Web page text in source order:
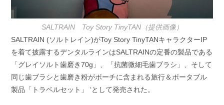
SALTRAIN Toy Story TinyTAN（提供画像）
SALTRAIN (ソルトレイン)がToy Story TinyTANキャラクターIP
を着て披露するデンタルラインはSALTRAINの定番の製品である
「グレイソルト歯磨き70g」、「抗菌微細毛歯ブラシ」、そして
同じ歯ブラシと歯磨き粉がポーチに含まれる旅行＆ポータブル
製品「トラベルセット」 ‘として発売された。